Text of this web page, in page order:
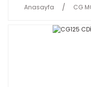
Anasayfa CG